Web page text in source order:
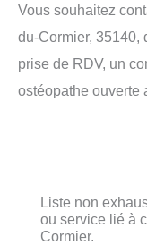
Vous souhaitez
du-Cormier, 35140,
prise de RDV, un
ostéopathe ouverte
Liste non
ou service lié à
Cormier.